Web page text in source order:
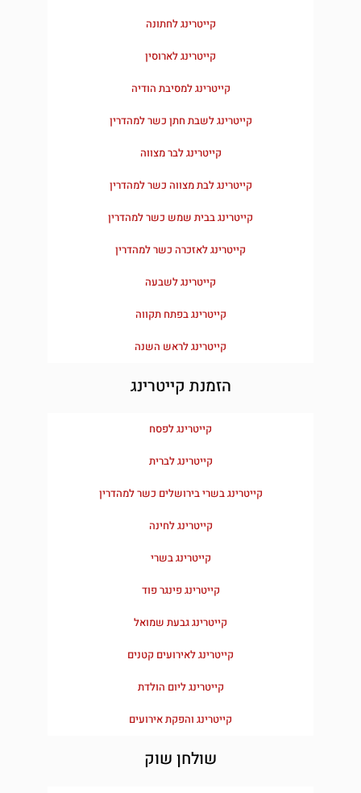
קייטרינג לחתונה
קייטרינג לארוסין
קייטרינג למסיבת הודיה
קייטרינג לשבת חתן כשר למהדרין
קייטרינג לבר מצווה
קייטרינג לבת מצווה כשר למהדרין
קייטרינג בבית שמש כשר למהדרין​
קייטרינג לאזכרה כשר למהדרין
קייטרינג לשבעה
קייטרינג בפתח תקווה
קייטרינג לראש השנה
הזמנת קייטרינג
קייטרינג לפסח
קייטרינג לברית
קייטרינג בשרי בירושלים כשר למהדרין
קייטרינג לחינה
קייטרינג בשרי
קייטרינג פינגר פוד
קייטרינג גבעת שמואל
קייטרינג לאירועים קטנים
קייטרינג ליום הולדת
קייטרינג והפקת אירועים
שולחן שוק